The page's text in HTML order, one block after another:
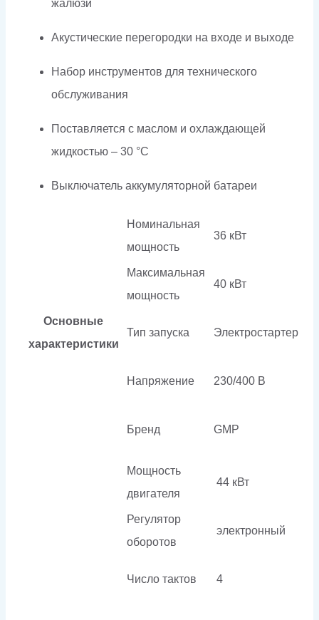
жалюзи
Акустические перегородки на входе и выходе
Набор инструментов для технического
обслуживания
Поставляется с маслом и охлаждающей
жидкостью – 30 °C
Выключатель аккумуляторной батареи
Основные
характеристики
Номинальная
мощность
36 кВт
Максимальная
мощность
40 кВт
Тип запуска Электростартер
Напряжение 230/400 В
Бренд GMP
Мощность
двигателя
44 кВт
Регулятор
оборотов
электронный
Число тактов 4